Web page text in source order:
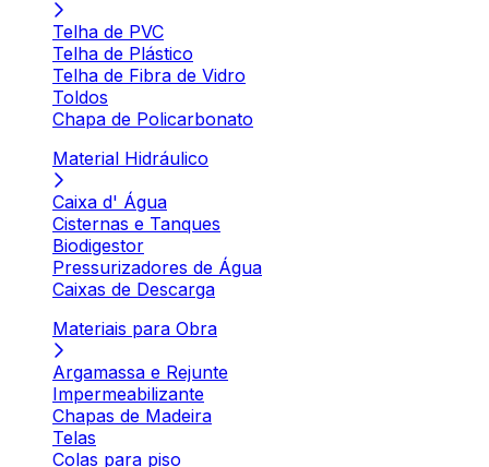
Telha de PVC
Telha de Plástico
Telha de Fibra de Vidro
Toldos
Chapa de Policarbonato
Material Hidráulico
Caixa d' Água
Cisternas e Tanques
Biodigestor
Pressurizadores de Água
Caixas de Descarga
Materiais para Obra
Argamassa e Rejunte
Impermeabilizante
Chapas de Madeira
Telas
Colas para piso